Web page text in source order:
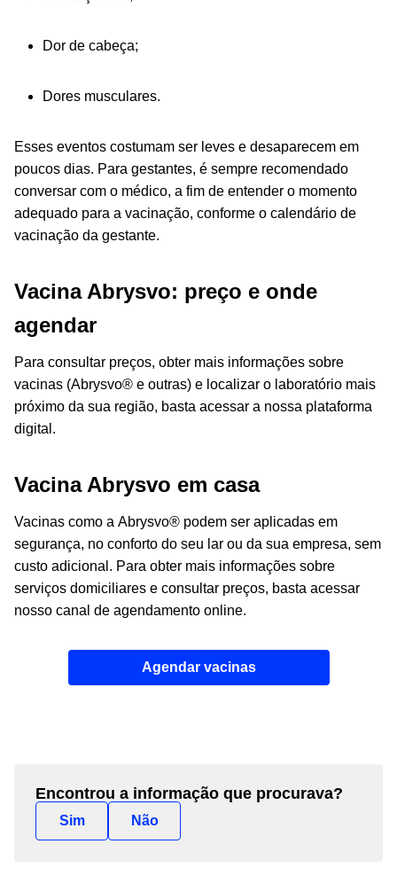
Dor de cabeça;
Dores musculares.
Esses eventos costumam ser leves e desaparecem em
poucos dias. Para gestantes, é sempre recomendado
conversar com o médico, a fim de entender o momento
adequado para a vacinação, conforme o calendário de
vacinação da gestante.
Vacina Abrysvo: preço e onde
agendar
Para consultar preços, obter mais informações sobre
vacinas (Abrysvo® e outras) e localizar o laboratório mais
próximo da sua região, basta acessar a nossa plataforma
digital.
Vacina Abrysvo em casa
Vacinas como a Abrysvo® podem ser aplicadas em
segurança, no conforto do seu lar ou da sua empresa, sem
custo adicional. Para obter mais informações sobre
serviços domiciliares e consultar preços, basta acessar
nosso canal de agendamento online.
Agendar vacinas
Encontrou a informação que procurava?
Sim Não